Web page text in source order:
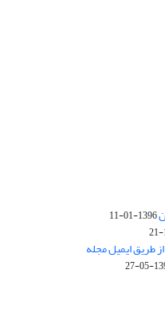
1396-01-11
طریق ایمیل مجله